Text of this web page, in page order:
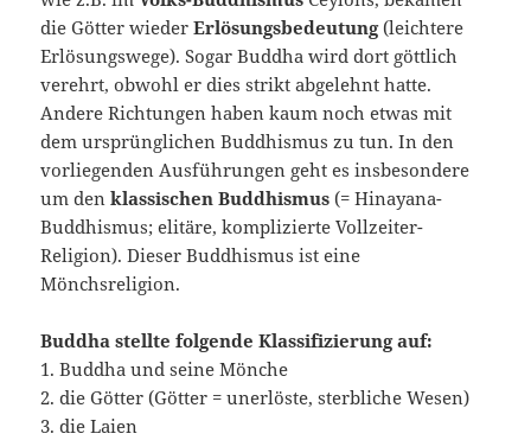
die Götter wiederErlösungsbedeutung(leichtere
Erlösungswege). Sogar Buddha wird dort göttlich
verehrt, obwohl er dies strikt abgelehnt hatte.
Andere Richtungen haben kaum noch etwas mit
dem ursprünglichen Buddhismus zu tun. In den
vorliegenden Ausführungen geht es insbesondere
um denklassischen Buddhismus(= Hinayana-
Buddhismus; elitäre, komplizierte Vollzeiter-
Religion). Dieser Buddhismus ist eine
Mönchsreligion.
Buddha stellte folgende Klassifizierung auf:
1. Buddha und seine Mönche
2. die Götter (Götter = unerlöste, sterbliche Wesen)
3. die Laien